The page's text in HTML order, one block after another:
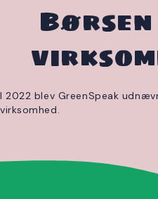
I 2022 blev GreenSpeak
virksomhed.